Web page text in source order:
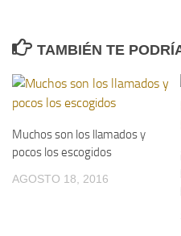
TAMBIÉN TE
Muchos son los llamados y
pocos los escogidos
AGOSTO 18, 2016